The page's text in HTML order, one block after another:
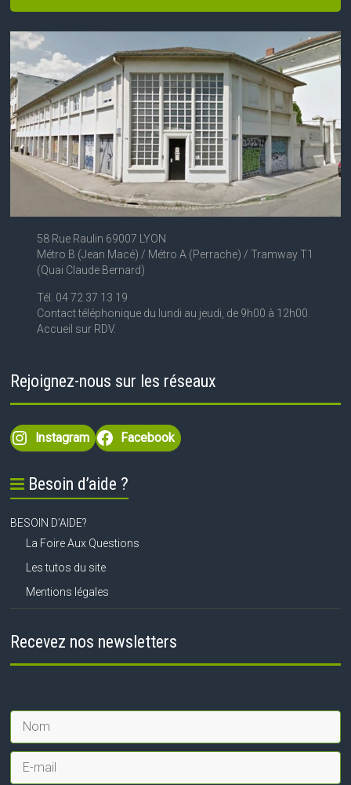
58 Rue Raulin 69007 LYON
Métro B (Jean Macé) / Métro A (Perrache) / Tramway T1
(Quai Claude Bernard)
Tél. 04 72 37 13 19
Contact téléphonique du lundi au jeudi, de 9h00 à 12h00.
Accueil sur RDV.
Rejoignez-nous sur les réseaux
Instagram Facebook
Besoin d’aide ?
BESOIN D’AIDE?
La Foire Aux Questions
Les tutos du site
Mentions légales
Recevez nos newsletters